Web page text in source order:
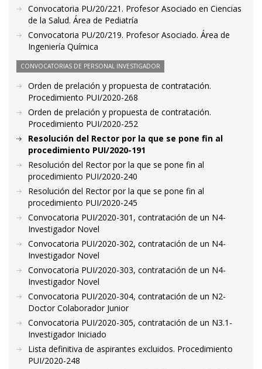
Convocatoria PU/20/221. Profesor Asociado en Ciencias
de la Salud. Área de Pediatría
Convocatoria PU/20/219. Profesor Asociado. Área de
Ingeniería Química
CONVOCATORIAS DE PERSONAL INVESTIGADOR
Orden de prelación y propuesta de contratación.
Procedimiento PUI/2020-268
Orden de prelación y propuesta de contratación.
Procedimiento PUI/2020-252
Resolución del Rector por la que se pone fin al
procedimiento PUI/2020-191
Resolución del Rector por la que se pone fin al
procedimiento PUI/2020-240
Resolución del Rector por la que se pone fin al
procedimiento PUI/2020-245
Convocatoria PUI/2020-301, contratación de un N4-
Investigador Novel
Convocatoria PUI/2020-302, contratación de un N4-
Investigador Novel
Convocatoria PUI/2020-303, contratación de un N4-
Investigador Novel
Convocatoria PUI/2020-304, contratación de un N2-
Doctor Colaborador Junior
Convocatoria PUI/2020-305, contratación de un N3.1-
Investigador Iniciado
Lista definitiva de aspirantes excluidos. Procedimiento
PUI/2020-248